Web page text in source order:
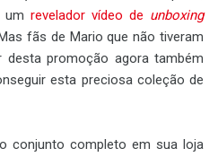
um revelador vídeo de unboxing
fãs de Mario que não tiveram
desta promoção agora também
esta preciosa coleção de
conjunto completo em sua loja